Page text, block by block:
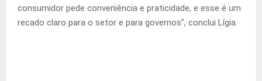
consumidor pede conveniência e praticidade, e esse é um
recado claro para o setor e para governos”, conclui Lígia.